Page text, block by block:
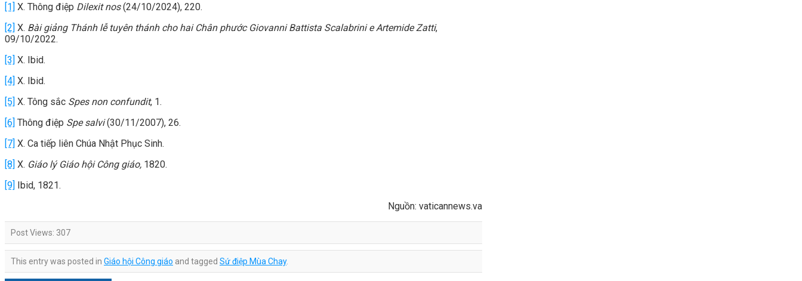
[1] X. Thông điệp Dilexit nos(24/10/2024), 220.
[2] X. Bài giảng Thánh lễ tuyên thánh cho hai Chân phước Giovanni Battista Scalabrini e Artemide Zatti,
09/10/2022.
[3] X. Ibid.
[4] X. Ibid.
[5] X. Tông sắc Spes non confundit, 1.
[6] Thông điệp Spe salvi(30/11/2007), 26.
[7] X. Ca tiếp liên Chúa Nhật Phục Sinh.
[8] X. Giáo lý Giáo hội Công giáo, 1820.
[9] Ibid, 1821.
Nguồn: vaticannews.va
Post Views: 307
This entry was posted in Giáo hội Công giáo and tagged Sứ điệp Mùa Chay.